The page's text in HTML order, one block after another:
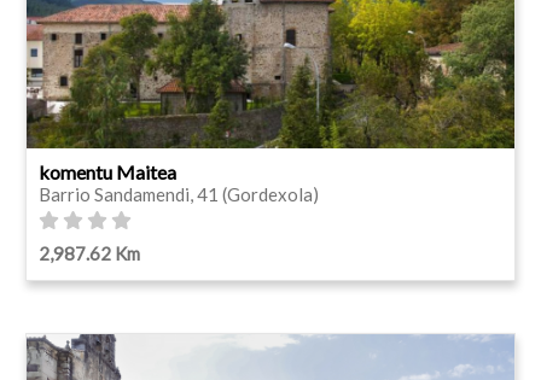
komentu Maitea
Barrio Sandamendi, 41 (Gordexola)
2,987.62 Km